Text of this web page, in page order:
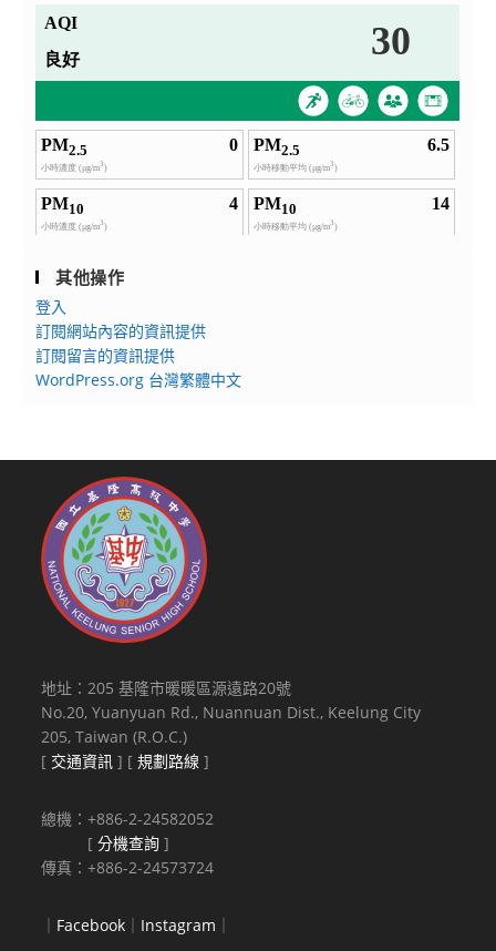
其他操作
登入
訂閱網站內容的資訊提供
訂閱留言的資訊提供
WordPress.org 台灣繁體中文
地址：205 基隆市暖暖區源遠路20號
No.20, Yuanyuan Rd., Nuannuan Dist., Keelung City
205, Taiwan (R.O.C.)
[ 交通資訊 ] [規劃路線 ]
總機：+886-2-24582052
[分機查詢 ]
傳真：+886-2-24573724
｜ Facebook ｜ Instagram ｜